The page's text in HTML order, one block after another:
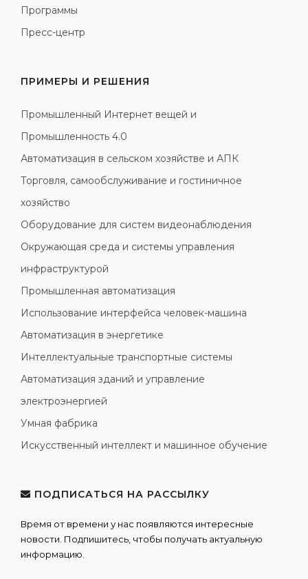
Программы
Пресс-центр
ПРИМЕРЫ И РЕШЕНИЯ
Промышленный Интернет вещей и
Промышленность 4.0
Автоматизация в сельском хозяйстве и АПК
Торговля, самообслуживание и гостиничное
хозяйство
Оборудование для систем видеонаблюдения
Окружающая среда и системы управления
инфраструктурой
Промышленная автоматизация
Использование интерфейса человек-машина
Автоматизация в энергетике
Интеллектуальные транспортные системы
Автоматизация зданий и управление
электроэнергией
Умная фабрика
Искусственный интеллект и машинное обучение
ПОДПИСАТЬСЯ НА РАССЫЛКУ
Время от времени у нас появляются интересные
новости. Подпишитесь, чтобы получать актуальную
информацию.